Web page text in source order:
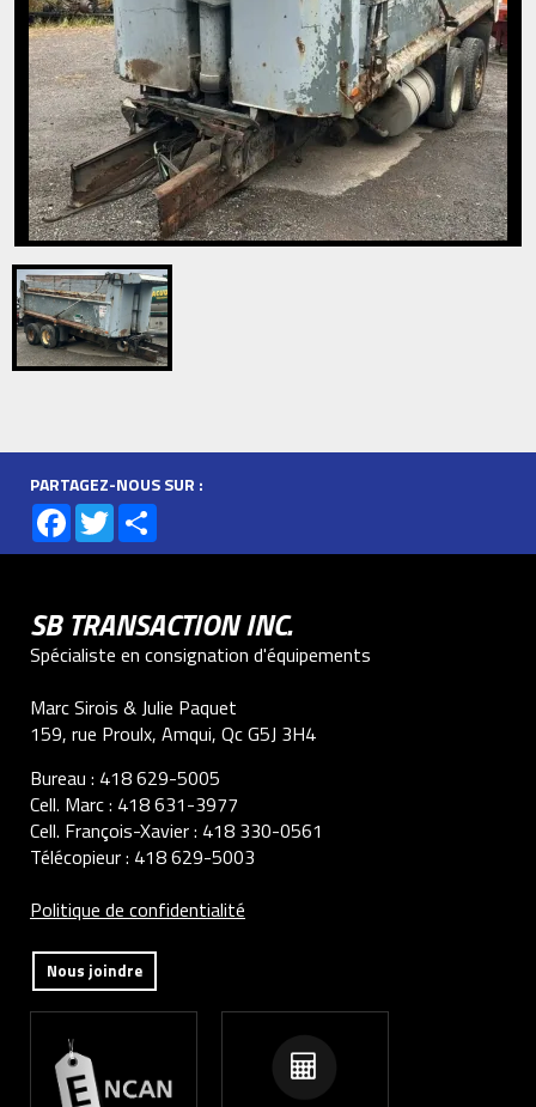
PARTAGEZ-NOUS SUR :
Facebook
Twitter
SB TRANSACTION INC.
Spécialiste en consignation d'équipements
Marc Sirois & Julie Paquet
159, rue Proulx, Amqui, Qc G5J 3H4
Bureau : 418 629-5005
Cell. Marc : 418 631-3977
Cell. François-Xavier : 418 330-0561
Télécopieur : 418 629-5003
Politique de confidentialité
Nous joindre